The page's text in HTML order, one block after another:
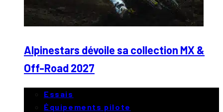
Alpinestars dévoile sa collection MX &
Off-Road 2027
Essais
Équipements pilote